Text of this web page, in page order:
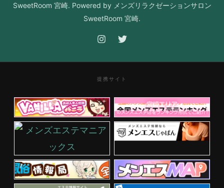
SweetRoom 宮崎. Powered by メンズリラクゼーションサロン
SweetRoom 宮崎.
提携サイト